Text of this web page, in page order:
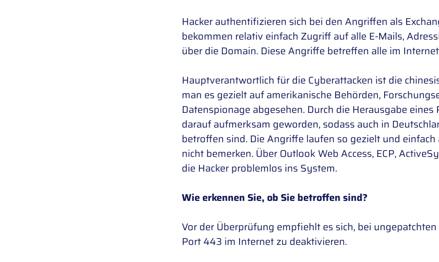
Hacker authentifizieren sich bei den Angriffen als
bekommen relativ einfach Zugriff auf alle E-Mails,
über die Domain. Diese Angriffe betreffen alle im
Hauptverantwortlich für die Cyberattacken ist die
man es gezielt auf amerikanische Behörden,
Datenspionage abgesehen. Durch die Herausgabe
darauf aufmerksam geworden, sodass auch in
betroffen sind. Die Angriffe laufen so gezielt und
nicht bemerken. Über Outlook Web Access, ECP,
die Hacker problemlos ins System.
Wie erkennen Sie, ob Sie betroffen sind?
Vor der Überprüfung empfiehlt es sich, bei
Port 443 im Internet zu deaktivieren.